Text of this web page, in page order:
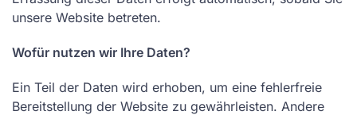
unsere Website betreten.
Wofür nutzen wir Ihre Daten?
Ein Teil der Daten wird erhoben, um eine fehlerfreie
Bereitstellung der Website zu gewährleisten. Andere